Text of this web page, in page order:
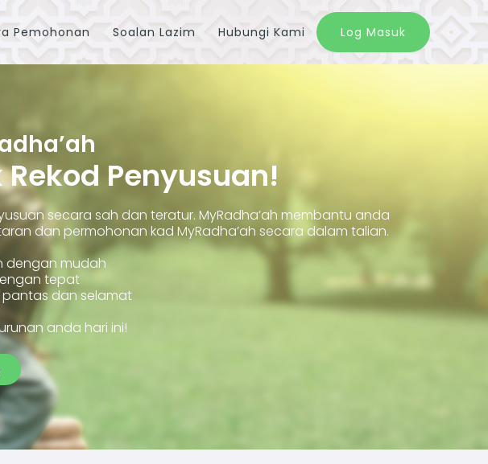
Pemohonan Soalan Lazim Hubungi Kami Log Masuk
Penyusuan!
secara sah dan teratur. MyRadha’ah membantu anda
dan permohonan kad MyRadha’ah secara dalam talian.
dengan mudah
tepat
pantas dan selamat
anda hari ini!